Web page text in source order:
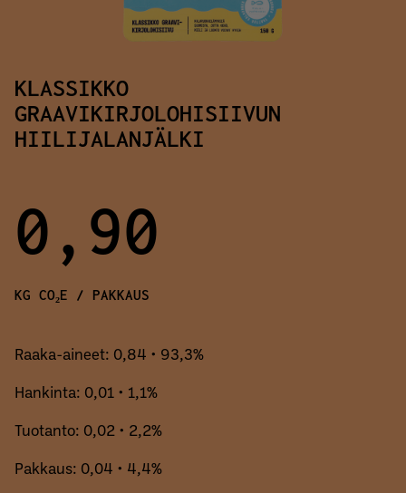
KLASSIKKO
GRAAVIKIRJOLOHISIIVUN
HIILIJALANJÄLKI
0,90
KG CO₂E / PAKKAUS
Raaka-aineet: 0,84 • 93,3%
Hankinta: 0,01 • 1,1%
Tuotanto: 0,02 • 2,2%
Pakkaus: 0,04 • 4,4%